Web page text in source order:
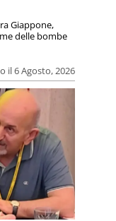
il 6 Agosto, 2026
Giappone,
delle bombe